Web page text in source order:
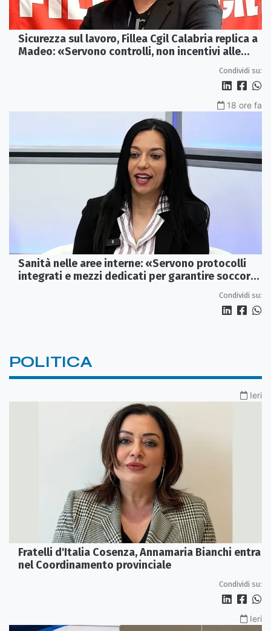
Sicurezza sul lavoro, Fillea Cgil Calabria replica a
Madeo: «Servono controlli, non incentivi alle
Condividi su:
18 ore fa
Sanità nelle aree interne: «Servono protocolli
integrati e mezzi dedicati per garantire soccorsi
Condividi su:
POLITICA
Ieri
Fratelli d'Italia Cosenza, Annamaria Bianchi entra
nel Coordinamento provinciale
Condividi su:
Ieri